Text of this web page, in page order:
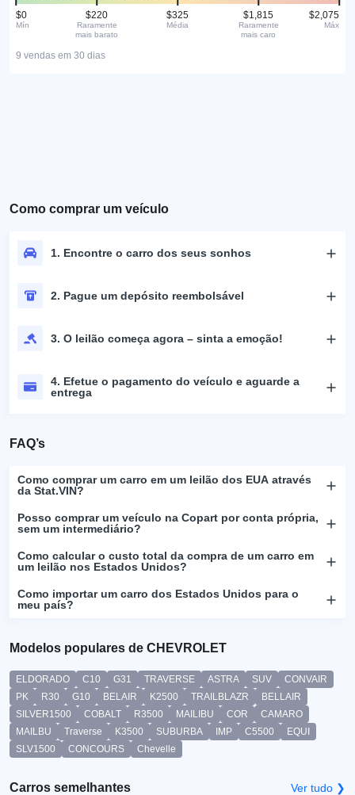
$0
Mín
$220
Raramente
mais barato
$325
Média
$1,815
Raramente
mais caro
$2,075
Máx
9 vendas em 30 dias
Como comprar um veículo
1. Encontre o carro dos seus sonhos
2. Pague um depósito reembolsável
3. O leilão começa agora – sinta a emoção!
4. Efetue o pagamento do veículo e aguarde a
entrega
FAQ’s
Como comprar um carro em um leilão dos EUA através
da Stat.VIN?
Posso comprar um veículo na Copart por conta própria,
sem um intermediário?
Como calcular o custo total da compra de um carro em
um leilão nos Estados Unidos?
Como importar um carro dos Estados Unidos para o
meu país?
Modelos populares de CHEVROLET
ELDORADO C10 G31 TRAVERSE ASTRA SUV
CONVAIR
PK
R30 G10 BELAIR K2500 TRAILBLAZR
BELLAIR
SILVER1500
COBALT R3500 MAILIBU COR
CAMARO
MAILBU
Traverse K3500 SUBURBA IMP C5500
EQUI
SLV1500
CONCOURS Chevelle
Carros semelhantes Ver tudo ❯